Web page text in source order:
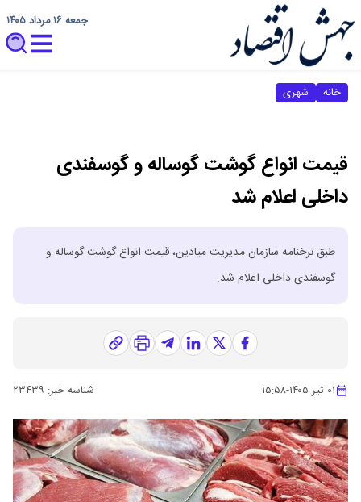
جمعه ۱۶ مرداد ۱۴۰۵
خانه شهری
قیمت انواع گوشت گوساله و گوسفندی
داخلی اعلام شد
طبق نرخنامه سازمان مدیریت میادین، قیمت انواع گوشت گوساله و
گوسفندی داخلی اعلام شد.
۰۱ تیر ۱۴۰۵ -۱۵:۵۸ شناسه خبر: ۲۳۴۳۹